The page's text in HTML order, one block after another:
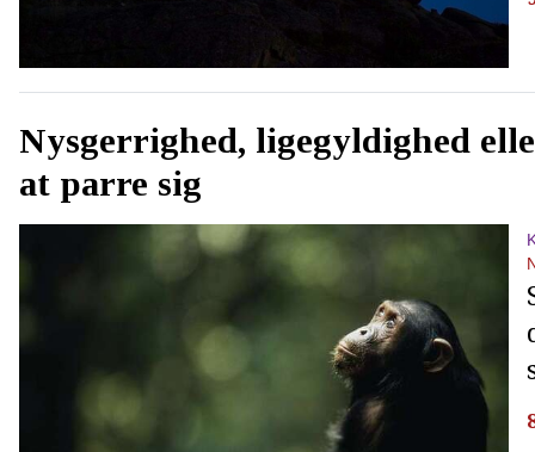
Nysgerrighed, ligegyldighed
at parre sig